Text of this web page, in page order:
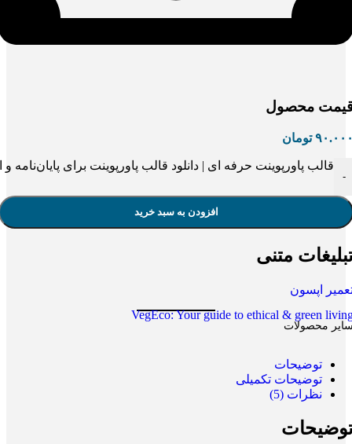
محصول
تومان
-
قالب پاورپوینت حرفه ای | دانلود قالب پاورپوینت برای پایان‌نامه
افزودن به سبد خرید
متنی
اپسون
VegEco: Your guide to ethical & green
محصولات
توضیحات
توضیحات تکمیلی
نظرات (5)